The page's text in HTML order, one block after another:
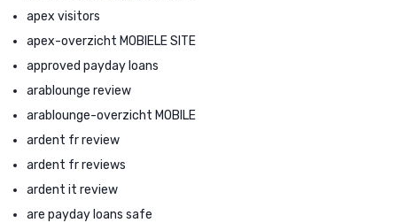
apex visitors
apex-overzicht MOBIELE SITE
approved payday loans
arablounge review
arablounge-overzicht MOBILE
ardent fr review
ardent fr reviews
ardent it review
are payday loans safe